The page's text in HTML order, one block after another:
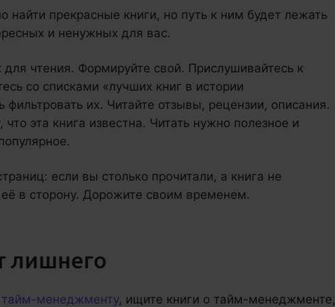
прекрасные книги, но путь к ним будет лежать
и ненужных для вас.
для чтения. Формируйте свой. Прислушивайтесь к
со списками «лучших книг в истории
фильтровать их. Читайте отзывы, рецензии, описания.
эта книга известна. Читать нужно полезное и
если вы столько прочитали, а книга не
в сторону. Дорожите своим временем.
лишнего
тайм-менеджменту, ищите книги о тайм-менеджменте,